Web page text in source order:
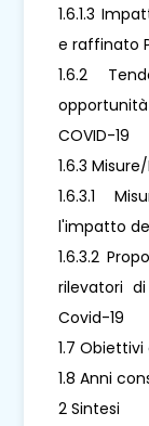
1.6.1.3
e raffinato
1.6.2
COVID-19
1.6.3
1.6.3.1
l'impatto
1.6.3.2
rilevatori
Covid-19
1.7
1.8 Anni
2 Sintesi